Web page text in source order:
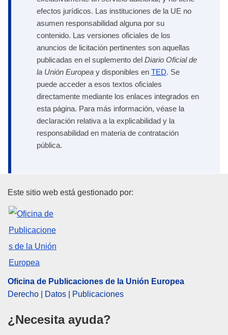
efectos jurídicos. Las instituciones de la UE no
asumen responsabilidad alguna por su
contenido. Las versiones oficiales de los
anuncios de licitación pertinentes son aquellas
publicadas en el suplemento del Diario Oficial de
la Unión Europea y disponibles en TED. Se
puede acceder a esos textos oficiales
directamente mediante los enlaces integrados en
esta página. Para más información, véase la
declaración relativa a la explicabilidad y la
responsabilidad en materia de contratación
pública.
Oficina de Publicaciones de la
Este sitio web está gestionado por:
Oficina de Publicaciones de la Unión Europea
Derecho | Datos | Publicaciones
¿Necesita ayuda?